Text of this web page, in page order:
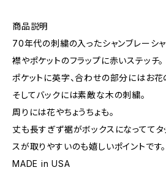
商品説明
70年代の刺繍の入ったシャンブレーシャ
襟やポケットのフラップに赤いステッチ。
ポケットに英字、合わせの部分にはお花
そしてバックには素敵な木の刺繍。
周りには花やちょうちょも。
丈も長すぎず裾がボックスになっててタ
スが取りやすいのも嬉しいポイントです。
MADE in USA